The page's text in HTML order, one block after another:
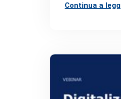
Continua a